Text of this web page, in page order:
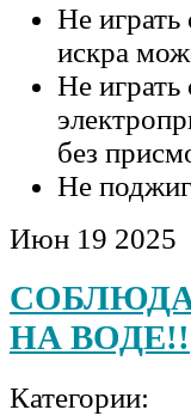
Не
искра
Не
без
Не
Июн 19 2025
НА ВОДЕ!!
Категории: